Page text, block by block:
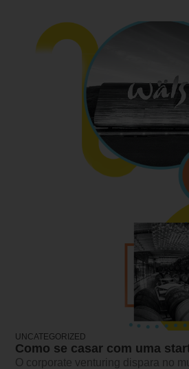
UNCATEGORIZED
Como se casar com uma
O corporate venturing dispara no